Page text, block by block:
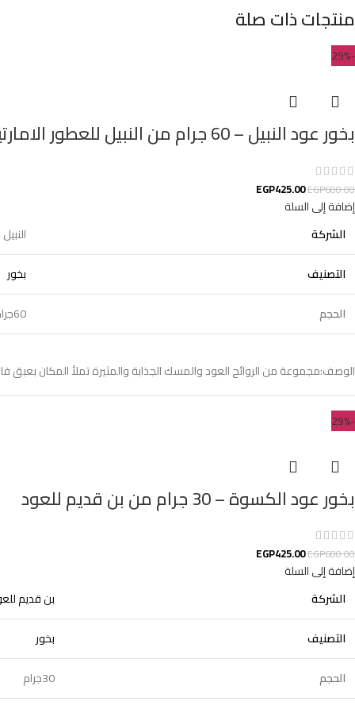
منتجات ذات صلة
-29%
بخور عود النبيل – 60 جرام من النبيل للعطور الامارتية
EGP600.00
EGP425.00
إضافة إلى السلة
الشركة
التصنيف
بخور
الحجم
60جرام
الوصف:مجموعة من الروائح العود والمسك الجذابة والمثيرة تملأ المكان بعبق
-29%
بخور عود الكسوة – 30 جرام من بن قديم للعود
EGP600.00
EGP425.00
إضافة إلى السلة
الشركة
بن قديم
التصنيف
بخور
الحجم
30جرام